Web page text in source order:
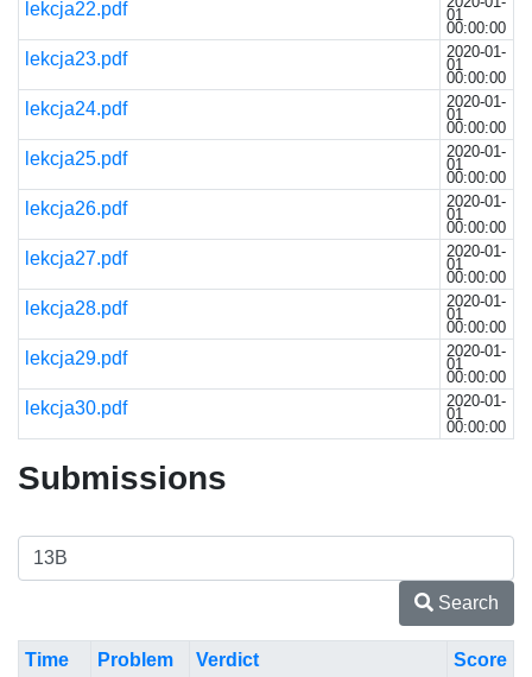
lekcja22.pdf 01
00:00:00
lekcja23.pdf 2020-01-
01
00:00:00
lekcja24.pdf 2020-01-
01
00:00:00
lekcja25.pdf 2020-01-
01
00:00:00
lekcja26.pdf 2020-01-
01
00:00:00
lekcja27.pdf 2020-01-
01
00:00:00
lekcja28.pdf 2020-01-
01
00:00:00
lekcja29.pdf 2020-01-
01
00:00:00
lekcja30.pdf 2020-01-
01
00:00:00
Submissions
Search
Time Problem Verdict Score